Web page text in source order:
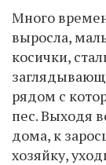
Много
выросла,
косички,
рядом с
пес. Выходя
дома, к
хозяйку,